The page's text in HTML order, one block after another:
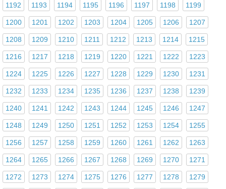
1192 1193 1194 1195 1196 1197 1198 1199
1200 1201 1202 1203 1204 1205 1206 1207
1208 1209 1210 1211 1212 1213 1214 1215
1216 1217 1218 1219 1220 1221 1222 1223
1224 1225 1226 1227 1228 1229 1230 1231
1232 1233 1234 1235 1236 1237 1238 1239
1240 1241 1242 1243 1244 1245 1246 1247
1248 1249 1250 1251 1252 1253 1254 1255
1256 1257 1258 1259 1260 1261 1262 1263
1264 1265 1266 1267 1268 1269 1270 1271
1272 1273 1274 1275 1276 1277 1278 1279